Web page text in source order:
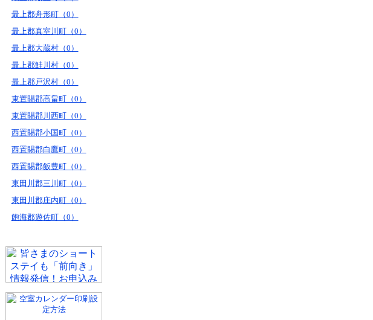
最上郡舟形町（0）
最上郡真室川町（0）
最上郡大蔵村（0）
最上郡鮭川村（0）
最上郡戸沢村（0）
東置賜郡高畠町（0）
東置賜郡川西町（0）
西置賜郡小国町（0）
西置賜郡白鷹町（0）
西置賜郡飯豊町（0）
東田川郡三川町（0）
東田川郡庄内町（0）
飽海郡遊佐町（0）